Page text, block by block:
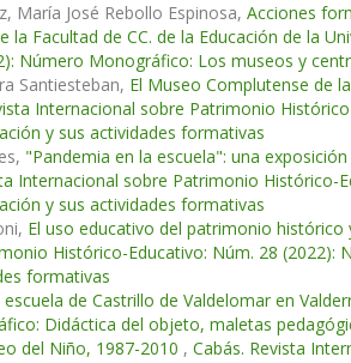
María José Rebollo Espinosa, Acciones
la Facultad de CC. de la Educación de la
Número Monográfico: Los museos y
Santiesteban, El Museo Complutense de
Internacional sobre Patrimonio
y sus actividades formativas
"Pandemia en la escuela": una
Internacional sobre Patrimonio
y sus actividades formativas
El uso educativo del patrimonio
Histórico-Educativo: Núm. 28
formativas
escuela de Castrillo de Valdelomar en
Didáctica del objeto, maletas
del Niño, 1987-2010 , Cabás. Revista